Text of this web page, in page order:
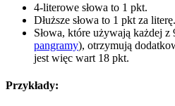
4-literowe słowa to 1 pkt.
Dłuższe słowa to 1 pkt za literę.
Słowa, które używają każdej
pangramy), otrzymują
jest więc wart 18 pkt.
Przykłady: